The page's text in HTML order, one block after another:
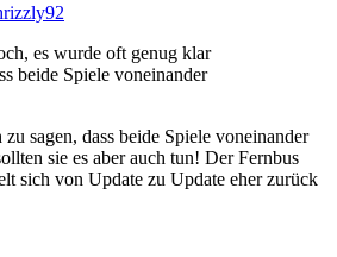
es wurde oft genug klar
beide Spiele voneinander
sagen, dass beide Spiele voneinander
sie es aber auch tun! Der Fernbus
sich von Update zu Update eher zurück